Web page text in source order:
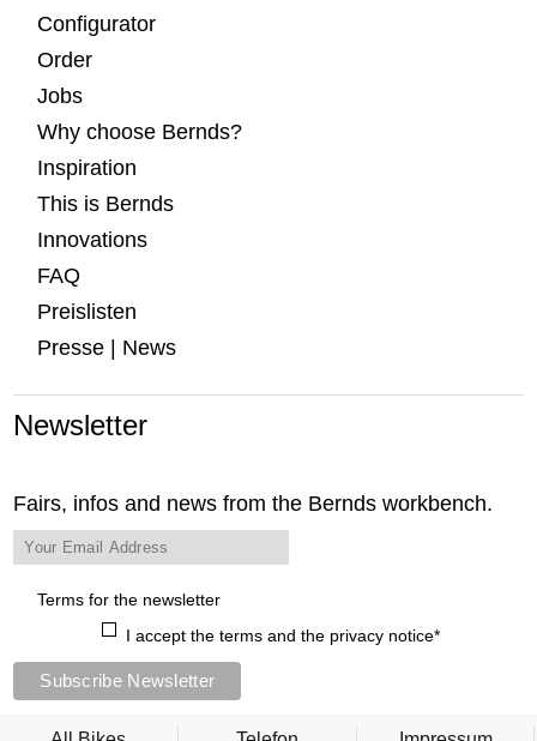
Configurator
Order
Jobs
Why choose Bernds?
Inspiration
This is Bernds
Innovations
FAQ
Preislisten
Presse | News
Newsletter
Fairs, infos and news from the Bernds workbench.
Terms for the newsletter
I accept the terms and the privacy notice*